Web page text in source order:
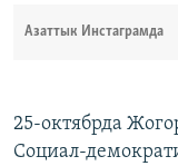
Азаттык Инстаграмда
25-октябрда
Социал-